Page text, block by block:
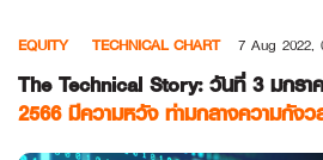
content
EQUITY TECHNICAL CHART 7 Aug 2022,
The Technical Story: วันที่ 3 มกรา
2566 มีความหวัง ท่ามกลางความกังว